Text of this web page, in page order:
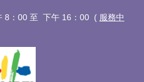
8：00 至 下午 16：00 ( 服務中